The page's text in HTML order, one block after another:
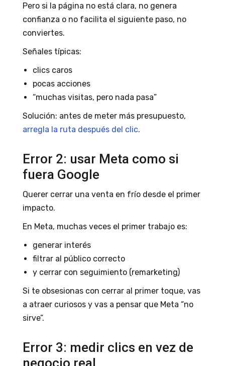
Pero si la página no está clara, no genera
confianza o no facilita el siguiente paso, no
conviertes.
Señales típicas:
clics caros
pocas acciones
“muchas visitas, pero nada pasa”
Solución: antes de meter más presupuesto,
arregla la ruta después del clic.
Error 2: usar Meta como si
fuera Google
Querer cerrar una venta en frío desde el primer
impacto.
En Meta, muchas veces el primer trabajo es:
generar interés
filtrar al público correcto
y cerrar con seguimiento (remarketing)
Si te obsesionas con cerrar al primer toque, vas
a atraer curiosos y vas a pensar que Meta “no
sirve”.
Error 3: medir clics en vez de
negocio real